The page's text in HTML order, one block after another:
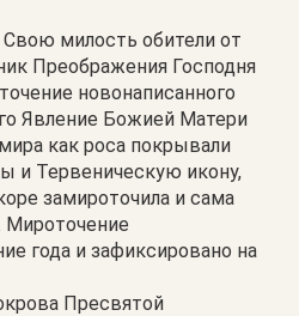
милость обители от
Преображения Господня
новонаписанного
Явление Божией Матери
как роса покрывали
и Тервеническую икону,
замироточила и сама
Мироточение
года и зафиксировано на
Пресвятой